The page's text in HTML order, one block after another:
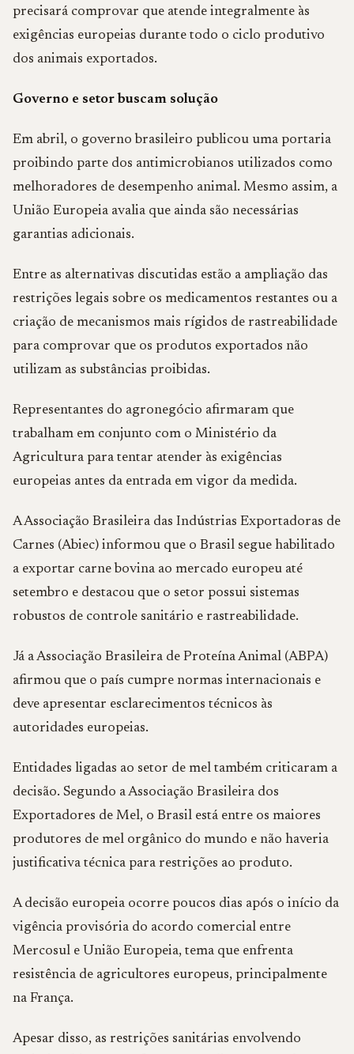
precisará comprovar que atende integralmente às
exigências europeias durante todo o ciclo produtivo
dos animais exportados.
Governo e setor buscam solução
Em abril, o governo brasileiro publicou uma portaria
proibindo parte dos antimicrobianos utilizados como
melhoradores de desempenho animal. Mesmo assim, a
União Europeia avalia que ainda são necessárias
garantias adicionais.
Entre as alternativas discutidas estão a ampliação das
restrições legais sobre os medicamentos restantes ou a
criação de mecanismos mais rígidos de rastreabilidade
para comprovar que os produtos exportados não
utilizam as substâncias proibidas.
Representantes do agronegócio afirmaram que
trabalham em conjunto com o Ministério da
Agricultura para tentar atender às exigências
europeias antes da entrada em vigor da medida.
A Associação Brasileira das Indústrias Exportadoras de
Carnes (Abiec) informou que o Brasil segue habilitado
a exportar carne bovina ao mercado europeu até
setembro e destacou que o setor possui sistemas
robustos de controle sanitário e rastreabilidade.
Já a Associação Brasileira de Proteína Animal (ABPA)
afirmou que o país cumpre normas internacionais e
deve apresentar esclarecimentos técnicos às
autoridades europeias.
Entidades ligadas ao setor de mel também criticaram a
decisão. Segundo a Associação Brasileira dos
Exportadores de Mel, o Brasil está entre os maiores
produtores de mel orgânico do mundo e não haveria
justificativa técnica para restrições ao produto.
A decisão europeia ocorre poucos dias após o início da
vigência provisória do acordo comercial entre
Mercosul e União Europeia, tema que enfrenta
resistência de agricultores europeus, principalmente
na França.
Apesar disso, as restrições sanitárias envolvendo